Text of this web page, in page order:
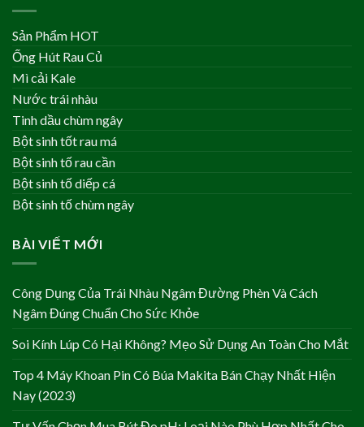
Sản Phẩm HOT
Ống Hút Rau Củ
Mì cải Kale
Nước trái nhàu
Tinh dầu chùm ngây
Bột sinh tốt rau má
Bột sinh tố rau cần
Bột sinh tố diếp cá
Bột sinh tố chùm ngây
BÀI VIẾT MỚI
Công Dụng Của Trái Nhàu Ngâm Đường Phèn Và Cách
Ngâm Đúng Chuẩn Cho Sức Khỏe
Soi Kính Lúp Có Hại Không? Mẹo Sử Dụng An Toàn Cho Mắt
Top 4 Máy Khoan Pin Có Búa Makita Bán Chạy Nhất Hiện
Nay (2023)